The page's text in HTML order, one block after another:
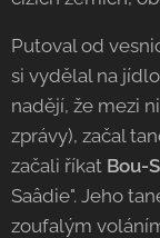
Putoval od
si vydělal na
nadějí, že mezi
zprávy), začal
začali říkat Bou-
Saâdie". Jeho
zoufalým